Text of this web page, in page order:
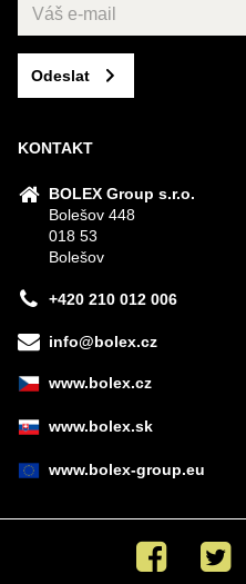
Odeslat
KONTAKT
BOLEX Group s.r.o.
Bolešov 448
018 53
Bolešov
+420 210 012 006
info@bolex.cz
www.bolex.cz
www.bolex.sk
www.bolex-group.eu
Facebook Twitter